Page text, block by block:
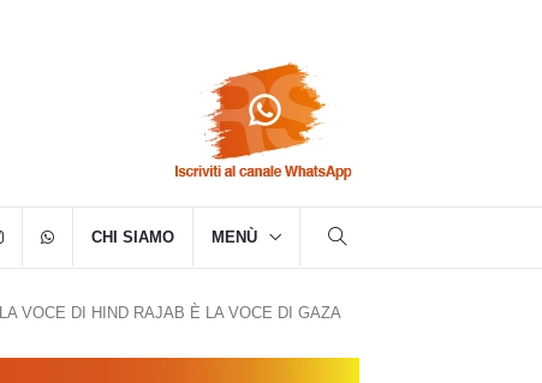
CHI SIAMO MENÙ
LA VOCE DI HIND RAJAB È LA VOCE DI GAZA